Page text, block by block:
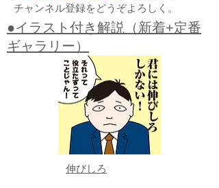
チャンネル登録をどうぞよろしく。
●イラスト付き解説（新着+定番
ギャラリー）
伸びしろ